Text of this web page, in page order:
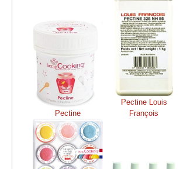
Pectine
Pectine Louis
François